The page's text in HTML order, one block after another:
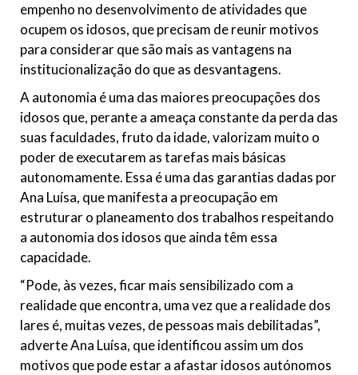
empenho no desenvolvimento de atividades que
ocupem os idosos, que precisam de reunir motivos
para considerar que são mais as vantagens na
institucionalização do que as desvantagens.
A autonomia é uma das maiores preocupações dos
idosos que, perante a ameaça constante da perda das
suas faculdades, fruto da idade, valorizam muito o
poder de executarem as tarefas mais básicas
autonomamente. Essa é uma das garantias dadas por
Ana Luísa, que manifesta a preocupação em
estruturar o planeamento dos trabalhos respeitando
a autonomia dos idosos que ainda têm essa
capacidade.
“Pode, às vezes, ficar mais sensibilizado com a
realidade que encontra, uma vez que a realidade dos
lares é, muitas vezes, de pessoas mais debilitadas”,
adverte Ana Luísa, que identificou assim um dos
motivos que pode estar a afastar idosos autónomos